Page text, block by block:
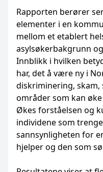
Rapporten berører
elementer i en
mellom et etablert
asylsøkerbakgrunn
Innblikk i hvilken
har, det å være ny i
diskriminering,
områder som kan
Økes forståelsen og
individene som
sannsynligheten for
hjelper og den som